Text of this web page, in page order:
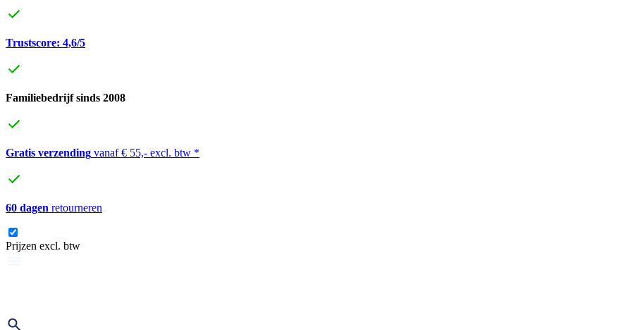
Trustscore: 4,6/5
Familiebedrijf sinds 2008
Gratis verzending vanaf € 55,- excl. btw *
60 dagen retourneren
Prijzen excl. btw